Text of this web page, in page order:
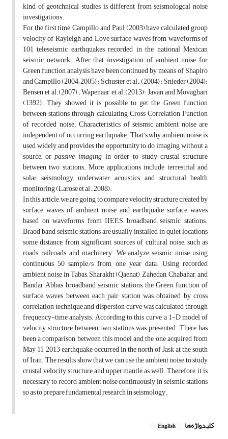
kind of geotchnical studies is different from seismologcal noise
investigations.
For the first time, Campillo and Paul (2003) have calculated group
velocity of Rayleigh and Love surface waves from waveforms of
101 teleseismic earthquakes recorded in the national Mexican
seismic network. After that investigation of ambient noise for
Green function analysis have been continued by means of Shapiro
and Campillo (2004; 2005) ؛ Schuster et al., (2004) ؛ Snieder (2004)؛
Bensen et al.(2007) ; Wapenaar et al.(2013)؛ Javan and Movaghari
(1392). They showed it is possible to get the Green function
between stations through calculating Cross Correlation Function
of recorded noise. Characteristics of seismic ambient noise are
independent of occurring earthquake. That’s why ambient noise is
used widely and provides the opportunity to do imaging without a
source, orpassive imaging in order to study crustal structure
between two stations. More applications include terrestrial and
solar seismology, underwater acoustics, and structural health
monitoring (Larose et al., 2008).
In this article, we are going to compare velocity structure created by
surface waves of ambient noise and earthquake surface waves
based on waveforms from IIEES broadband seismic stations.
Braod band seismic stations are usually installed in quiet locations
some distance from significant sources of cultural noise, such as
roads, railroads, and machinery. We analyze seismic noise using
continuous 50 sample/s from one year data. Using recorded
ambient noise in Tabas, Sharakht (Qaenat), Zahedan, Chabahar, and
Bandar Abbas broadband seismic stations, the Green function of
surface waves between each pair station was obtained by cross
correlation technique and dispersion curve was calculated through
frequency-time analysis. According to this curve, a 1-D model of
velocity structure between two stations was presented. There has
been a comparison between this model and the one acquired from
May 11, 2013 earthquake occurred in the north of Jask at the south
of Iran. The results show that we can use the ambient noise to study
crustal velocity structure and upper mantle as well. Therefore, it is
necessary to record ambient noise continuously in seismic stations
so as to prepare fundamental research in seismology.
کلیدواژه‌ها English